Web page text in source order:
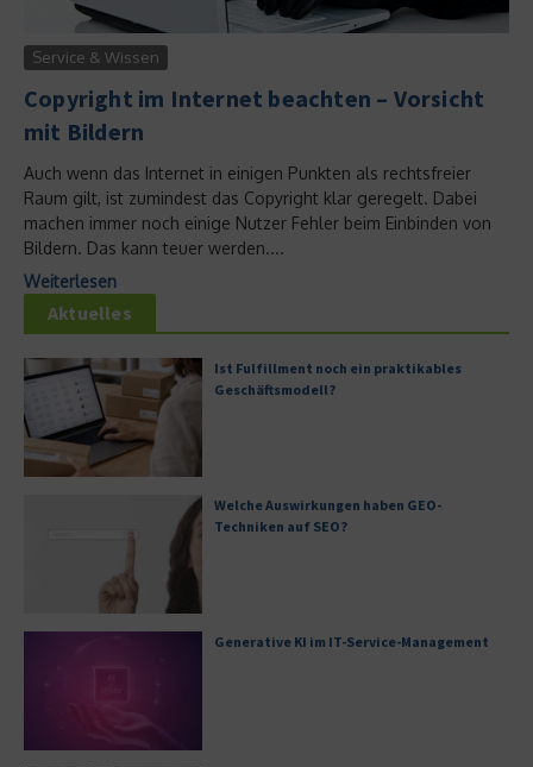
Service & Wissen
Copyright im Internet beachten – Vorsicht
mit Bildern
Auch wenn das Internet in einigen Punkten als rechtsfreier
Raum gilt, ist zumindest das Copyright klar geregelt. Dabei
machen immer noch einige Nutzer Fehler beim Einbinden von
Bildern. Das kann teuer werden....
Weiterlesen
Aktuelles
Ist Fulfillment noch ein praktikables
Geschäftsmodell?
Welche Auswirkungen haben GEO-
Techniken auf SEO?
Generative KI im IT-Service-Management